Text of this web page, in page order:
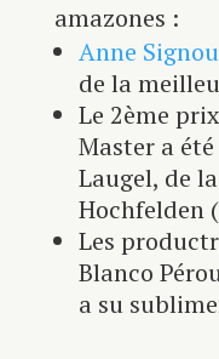
amazones :
Anne
de la
Le 2ème
Master a
Laugel, de
Hochfelden
Les
Blanco
a su